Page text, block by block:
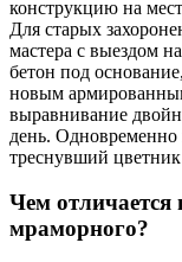
конструкцию на
Для старых
мастера с выездом
бетон под
новым
выравнивание
день. Одновременно
треснувший цветник
Чем
мраморного?